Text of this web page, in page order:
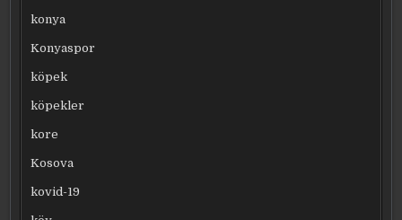
konya
Konyaspor
köpek
köpekler
kore
Kosova
kovid-19